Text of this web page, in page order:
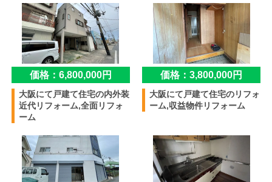
価格：6,800,000円
大阪にて戸建て住宅の内外装
近代リフォーム,全面リフォ
ーム
価格：3,800,000円
大阪にて戸建て住宅のリフォ
ーム,収益物件リフォーム